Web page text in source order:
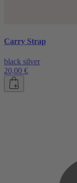
Carry Strap
black silver
20,00 €